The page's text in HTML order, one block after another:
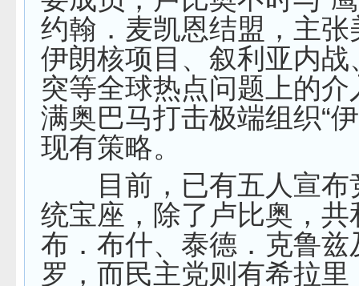
约翰．麦凯恩结盟，主张
伊朗核项目、叙利亚内战
突等全球热点问题上的介
满奥巴马打击极端组织“
现有策略。
目前，已有五人宣布
统宝座，除了卢比奥，共
布．布什、泰德．克鲁兹
罗，而民主党则有希拉